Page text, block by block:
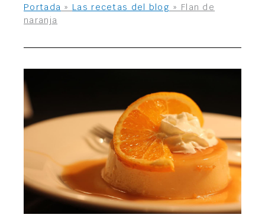
Portada » Las recetas del blog » Flan de
naranja